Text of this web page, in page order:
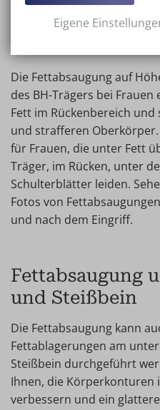
Fettabsaugung
Die Fettabsaugung auf
des BH-Trägers bei
Fett im Rückenbereich
und strafferen
für Frauen, die unter Fett
Träger, im Rücken, unter
Schulterblätter leiden.
Fotos von
und nach dem Eingriff.
Fettabsaugung
und Steißbein
Die Fettabsaugung kann
Fettablagerungen am
Steißbein durchgeführt
Ihnen, die Körperkonturen
verbessern und ein
Eigene